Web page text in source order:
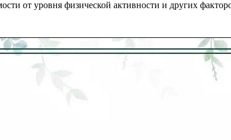
от уровня физической активности и других